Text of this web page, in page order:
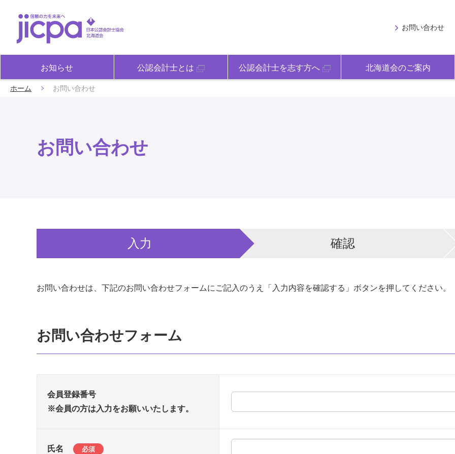
お知らせ 公認会計士とは 公認会計士を志す方へ 北海道会のご案内
お問い合わせ
ホーム お問い合わせ
お問い合わせ
入力 確認
お問い合わせは、下記のお問い合わせフォームにご記入のうえ「入力内容を確認する」ボタンを押してください。
お問い合わせフォーム
会員登録番号
※会員の方は入力をお願いいたします。
氏名 必須